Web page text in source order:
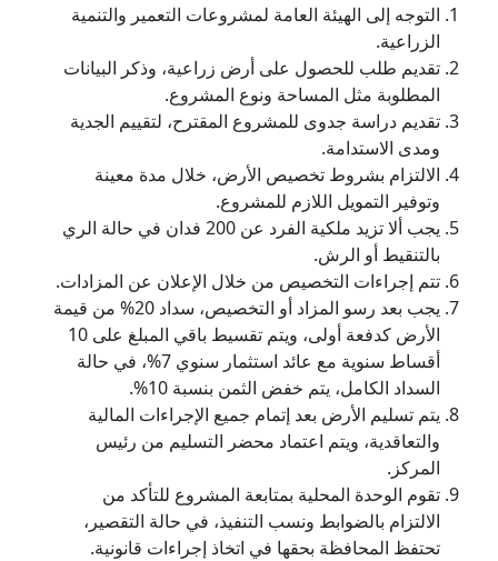
التوجه إلى الهيئة العامة لمشروعات التعمير والتنمية
الزراعية.
تقديم طلب للحصول على أرض زراعية، وذكر البيانات
المطلوبة مثل المساحة ونوع المشروع.
تقديم دراسة جدوى للمشروع المقترح، لتقييم الجدية
ومدى الاستدامة.
الالتزام بشروط تخصيص الأرض، خلال مدة معينة
وتوفير التمويل اللازم للمشروع.
يجب ألا تزيد ملكية الفرد عن 200 فدان في حالة الري
بالتنقيط أو الرش.
تتم إجراءات التخصيص من خلال الإعلان عن المزادات.
يجب بعد رسو المزاد أو التخصيص، سداد 20% من قيمة
الأرض كدفعة أولى، ويتم تقسيط باقي المبلغ على 10
أقساط سنوية مع عائد استثمار سنوي 7%، في حالة
السداد الكامل، يتم خفض الثمن بنسبة 10%.
يتم تسليم الأرض بعد إتمام جميع الإجراءات المالية
والتعاقدية، ويتم اعتماد محضر التسليم من رئيس
المركز.
تقوم الوحدة المحلية بمتابعة المشروع للتأكد من
الالتزام بالضوابط ونسب التنفيذ، في حالة التقصير،
تحتفظ المحافظة بحقها في اتخاذ إجراءات قانونية.